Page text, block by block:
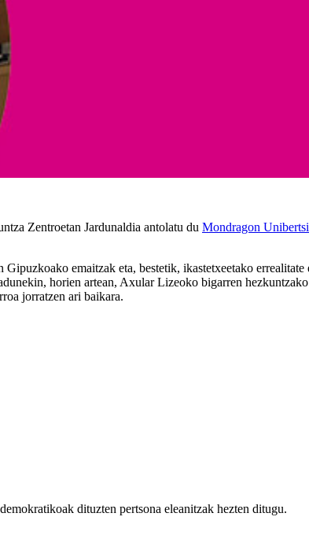
Zentroetan Jardunaldia antolatu du Mondragon
emaitzak eta, bestetik, ikastetxeetako
horien artean, Axular Lizeoko bigarren
jorratzen ari baikara.
dituzten pertsona eleanitzak hezten ditugu.